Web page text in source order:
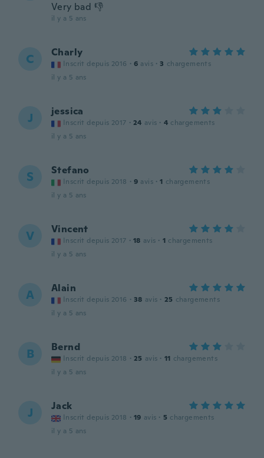
Very bad 👎
il y a 5 ans
C Charly
Inscrit depuis 2016 · 6 avis · 3 chargements
il y a 5 ans
J jessica
Inscrit depuis 2017 · 24 avis · 4 chargements
il y a 5 ans
S Stefano
Inscrit depuis 2018 · 9 avis · 1 chargements
il y a 5 ans
V Vincent
Inscrit depuis 2017 · 18 avis · 1 chargements
il y a 5 ans
A Alain
Inscrit depuis 2016 · 38 avis · 25 chargements
il y a 5 ans
B Bernd
Inscrit depuis 2018 · 25 avis · 11 chargements
il y a 5 ans
J Jack
Inscrit depuis 2018 · 19 avis · 5 chargements
il y a 5 ans